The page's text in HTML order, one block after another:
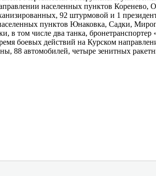
населенных пунктов Коренево,
92 штурмовой и 1
пунктов Юнаковка, Садки,
в том числе два танка,
боевых действий на Курском
88 автомобилей, четыре зенитных